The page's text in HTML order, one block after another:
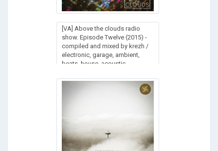
[VA] Above the clouds radio
show. Episode Twelve (2015) -
compiled and mixed by krezh /
electronic, garage, ambient,
beats, house, acoustic